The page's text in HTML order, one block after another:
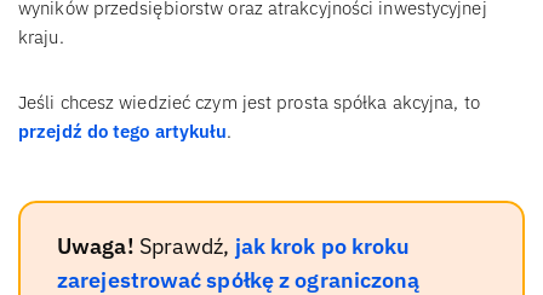
wyników przedsiębiorstw oraz atrakcyjności inwestycyjnej
kraju.
Jeśli chcesz wiedzieć czym jest prosta spółka akcyjna, to
przejdź do tego artykułu.
Uwaga! Sprawdź, jak krok po kroku
zarejestrować spółkę z ograniczoną